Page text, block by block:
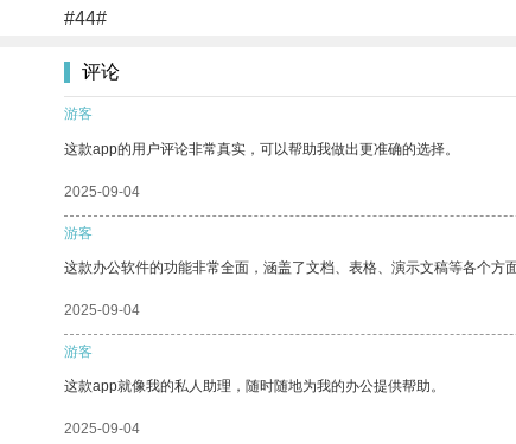
#44#
评论
游客
这款app的用户评论非常真实，可以帮助我做出更准确的选择。
2025-09-04
游客
这款办公软件的功能非常全面，涵盖了文档、表格、演示文稿等各个方
2025-09-04
游客
这款app就像我的私人助理，随时随地为我的办公提供帮助。
2025-09-04